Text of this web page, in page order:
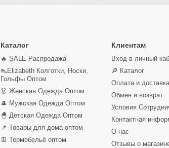
Каталог
🔥 SALE Распродажа
👠Elizabeth Колготки, Носки,
Гольфы Оптом
👗 Женская Одежда Оптом
🎩 Мужская Одежда Оптом
🐣 Детская Одежда Оптом
📌 Товары для дома оптом
👖 Термобельё оптом
Клиентам
Вход в личный
🔎 Каталог
Оплата и доставка
Обмен и возврат
Условия
Контактная
О нас
Отзывы о